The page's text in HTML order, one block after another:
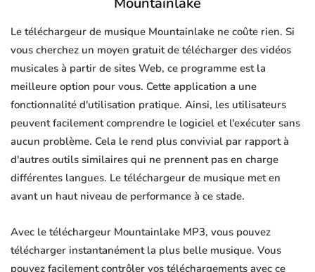
Le téléchargeur de musique Mountainlake ne coûte rien. Si
vous cherchez un moyen gratuit de télécharger des vidéos
musicales à partir de sites Web, ce programme est la
meilleure option pour vous. Cette application a une
fonctionnalité d'utilisation pratique. Ainsi, les utilisateurs
peuvent facilement comprendre le logiciel et l'exécuter sans
aucun problème. Cela le rend plus convivial par rapport à
d'autres outils similaires qui ne prennent pas en charge
différentes langues. Le téléchargeur de musique met en
avant un haut niveau de performance à ce stade.
Avec le téléchargeur Mountainlake MP3, vous pouvez
télécharger instantanément la plus belle musique. Vous
pouvez facilement contrôler vos téléchargements avec ce